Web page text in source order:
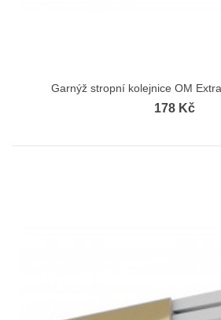
Garnýž stropní kolejnice OM
178 Kč